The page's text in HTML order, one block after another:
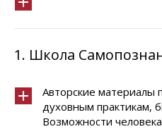
1. Школа
Авторские материалы
духовным практикам,
Возможности